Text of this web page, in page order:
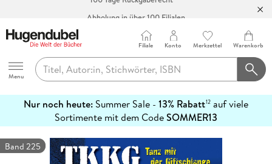
Hugendubel
Menu
Filiale Konto Merkzettel Warenkorb
Nur noch heute: Summer Sale - 13% Rabatt12 auf viele
Sortimente mit dem CodeSOMMER13
erfahren
Band 225